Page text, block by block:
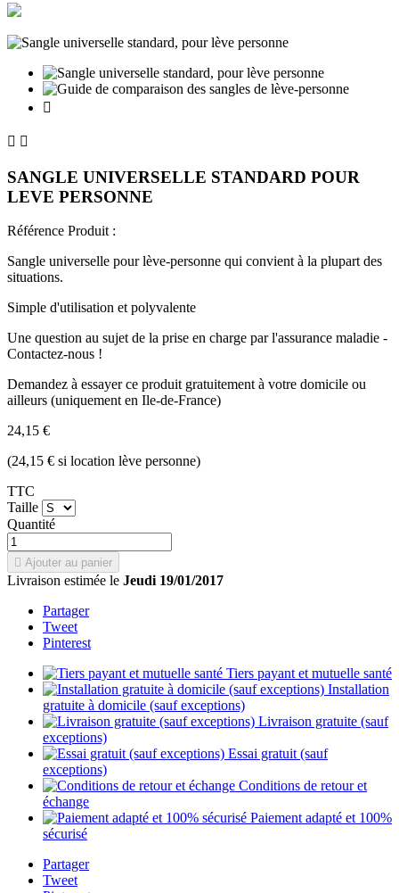

 
SANGLE UNIVERSELLE STANDARD POUR
LEVE PERSONNE
Référence Produit :
Sangle universelle pour lève-personne qui convient à la plupart des
situations.
Simple d'utilisation et polyvalente
Une question au sujet de la prise en charge par l'assurance maladie -
Contactez-nous !
Demandez à essayer ce produit gratuitement à votre domicile ou
ailleurs (uniquement en Ile-de-France)
24,15 €
(24,15 € si location lève personne)
TTC
Taille
Quantité
 Ajouter au panier
Livraison estimée le Jeudi 19/01/2017
Partager
Tweet
Pinterest
Tiers payant et mutuelle santé
Installation
gratuite à domicile (sauf exceptions)
Livraison gratuite (sauf
exceptions)
Essai gratuit (sauf
exceptions)
Conditions de retour et
échange
Paiement adapté et 100%
sécurisé
Partager
Tweet